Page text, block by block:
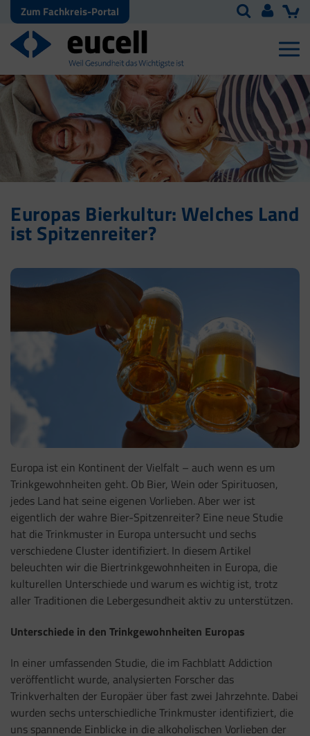
Zum Fachkreis-Portal
Europas Bierkultur: Welches Land
ist Spitzenreiter?
Europa ist ein Kontinent der Vielfalt – auch wenn es um
Trinkgewohnheiten geht. Ob Bier, Wein oder Spirituosen,
jedes Land hat seine eigenen Vorlieben. Aber wer ist
eigentlich der wahre Bier-Spitzenreiter? Eine neue Studie
hat die Trinkmuster in Europa untersucht und sechs
verschiedene Cluster identifiziert. In diesem Artikel
beleuchten wir die Biertrinkgewohnheiten in Europa, die
kulturellen Unterschiede und warum es wichtig ist, trotz
aller Traditionen die Lebergesundheit aktiv zu unterstützen.
Unterschiede in den Trinkgewohnheiten Europas
In einer umfassenden Studie, die im Fachblatt Addiction
veröffentlicht wurde, analysierten Forscher das
Trinkverhalten der Europäer über fast zwei Jahrzehnte. Dabei
wurden sechs unterschiedliche Trinkmuster identifiziert, die
uns spannende Einblicke in die alkoholischen Vorlieben der